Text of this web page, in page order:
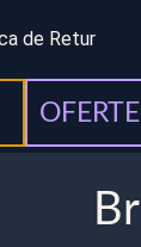
de Retur